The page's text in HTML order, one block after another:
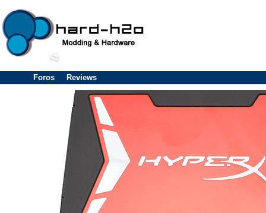
Foros Reviews